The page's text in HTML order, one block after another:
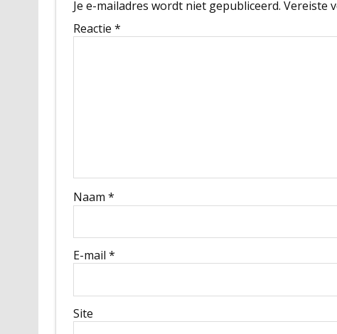
Je e-mailadres wordt niet gepubliceerd. Vereiste
Reactie *
Naam *
E-mail *
Site